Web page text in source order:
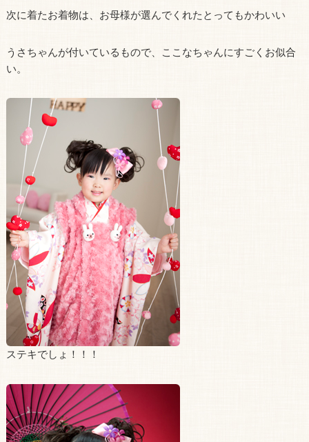
次に着たお着物は、お母様が選んでくれたとってもかわいい
うさちゃんが付いているもので、ここなちゃんにすごくお似合
い。
ステキでしょ！！！